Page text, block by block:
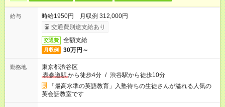
給与
時給1950円 月収例 312,000円
交通費別途支給あり
交通費 全額支給
月収例 30万円～
勤務地
東京都渋谷区
表参道駅から徒歩4分 / 渋谷駅から徒歩10分
「最高水準の英語教育」入塾待ちの生徒さんが溢れる人気の
英会話教室です